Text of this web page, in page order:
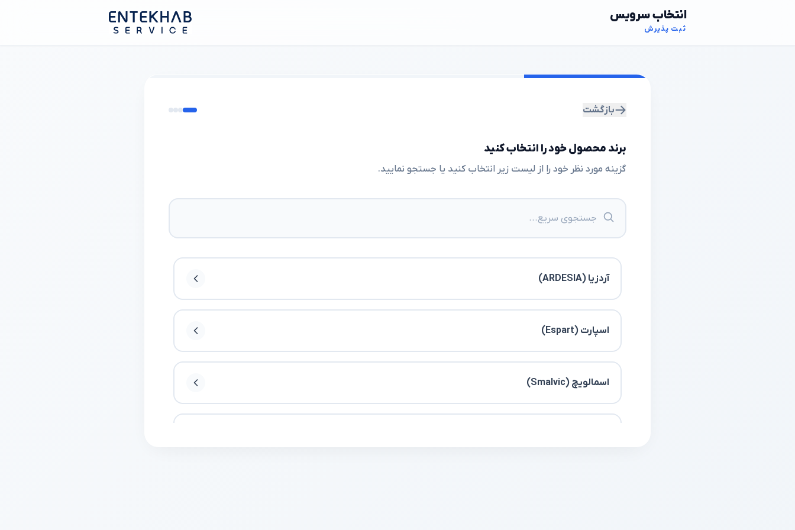
انتخاب سرویس
ثبت پذیرش
بازگشت
برند محصول خود را انتخاب کنید
گزینه مورد نظر خود را از لیست زیر انتخاب کنید یا جستجو نمایید.
آردزيا (ARDESIA)
اسپارت (Espart)
اسمالویچ (Smalvic)